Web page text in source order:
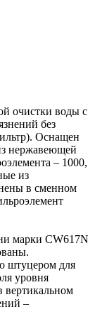
очистки воды с
без
Оснащен
нержавеющей
– 1000,
из
в сменном
марки CW617N
штуцером для
уровня
вертикальном
–